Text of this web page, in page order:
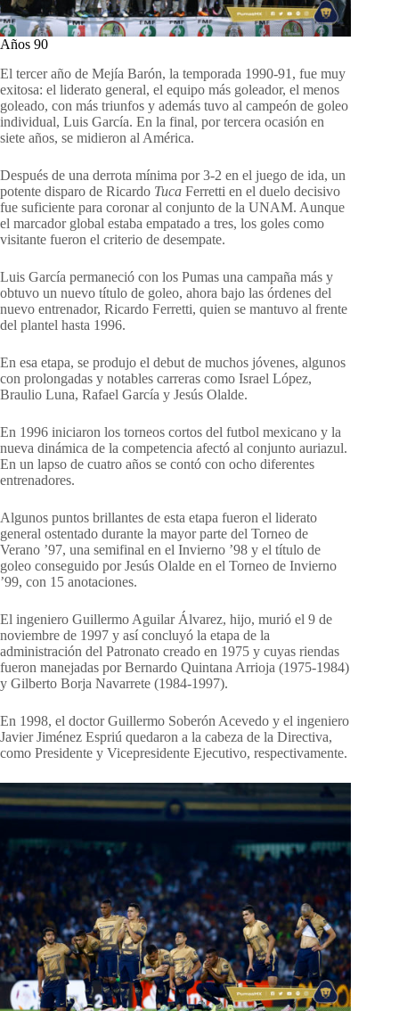
Años 90
El tercer año de Mejía Barón, la temporada 1990-91, fue muy
exitosa: el liderato general, el equipo más goleador, el menos
goleado, con más triunfos y además tuvo al campeón de goleo
individual, Luis García. En la final, por tercera ocasión en
siete años, se midieron al América.
Después de una derrota mínima por 3-2 en el juego de ida, un
potente disparo de Ricardo Tuca Ferretti en el duelo decisivo
fue suficiente para coronar al conjunto de la UNAM. Aunque
el marcador global estaba empatado a tres, los goles como
visitante fueron el criterio de desempate.
Luis García permaneció con los Pumas una campaña más y
obtuvo un nuevo título de goleo, ahora bajo las órdenes del
nuevo entrenador, Ricardo Ferretti, quien se mantuvo al frente
del plantel hasta 1996.
En esa etapa, se produjo el debut de muchos jóvenes, algunos
con prolongadas y notables carreras como Israel López,
Braulio Luna, Rafael García y Jesús Olalde.
En 1996 iniciaron los torneos cortos del futbol mexicano y la
nueva dinámica de la competencia afectó al conjunto auriazul.
En un lapso de cuatro años se contó con ocho diferentes
entrenadores.
Algunos puntos brillantes de esta etapa fueron el liderato
general ostentado durante la mayor parte del Torneo de
Verano ’97, una semifinal en el Invierno ’98 y el título de
goleo conseguido por Jesús Olalde en el Torneo de Invierno
’99, con 15 anotaciones.
El ingeniero Guillermo Aguilar Álvarez, hijo, murió el 9 de
noviembre de 1997 y así concluyó la etapa de la
administración del Patronato creado en 1975 y cuyas riendas
fueron manejadas por Bernardo Quintana Arrioja (1975-1984)
y Gilberto Borja Navarrete (1984-1997).
En 1998, el doctor Guillermo Soberón Acevedo y el ingeniero
Javier Jiménez Espriú quedaron a la cabeza de la Directiva,
como Presidente y Vicepresidente Ejecutivo, respectivamente.